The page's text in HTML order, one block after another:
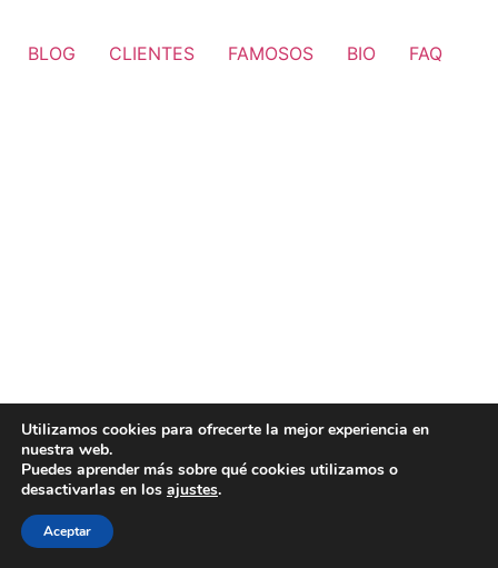
BLOG CLIENTES FAMOSOS BIO FAQ
Utilizamos cookies para ofrecerte la mejor experiencia en
nuestra web.
Puedes aprender más sobre qué cookies utilizamos o
desactivarlas en los ajustes.
Aceptar